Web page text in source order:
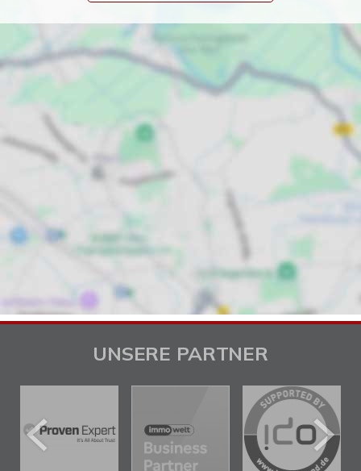
UNSERE PARTNER